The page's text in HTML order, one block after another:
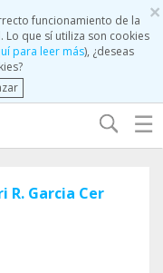
×
funcionamiento de la
que sí utiliza son cookies
para leer más), ¿deseas
☰
R. Garcia Cer